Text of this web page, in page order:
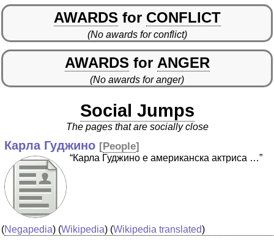
AWARDS for CONFLICT
(No awards for conflict)
AWARDS for ANGER
(No awards for anger)
Social Jumps
The pages that are socially close
Карла Гуджино [People]
“Карла Гуджино е американска актриса …”
(Negapedia) (Wikipedia) (Wikipedia translated)